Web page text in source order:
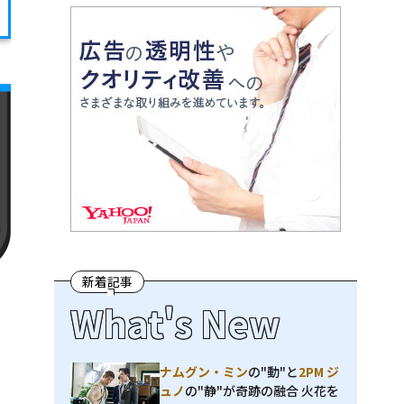
新着記事
What's New
ナムグン・ミンの"動"と2PM ジ
ュノの"静"が奇跡の融合 火花を